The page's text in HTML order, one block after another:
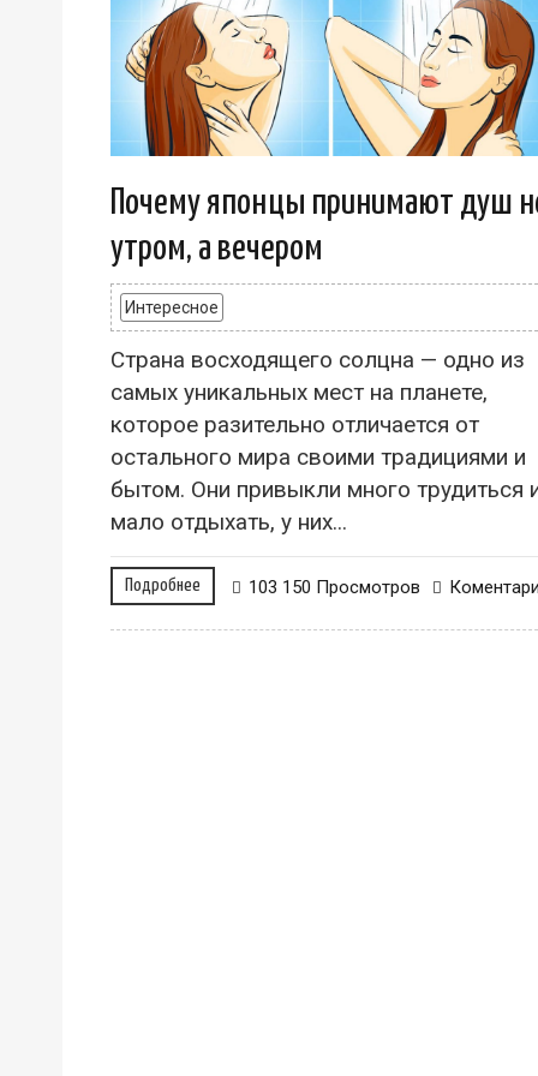
Почему японцы принимают душ
утром, а вечером
Интересное
Страна восходящего солцна — одно из
самых уникальных мест на планете,
которое разительно отличается от
остального мира своими традициями и
бытом. Они привыкли много трудиться
мало отдыхать, у них...
Подробнее 103 150 Просмотров